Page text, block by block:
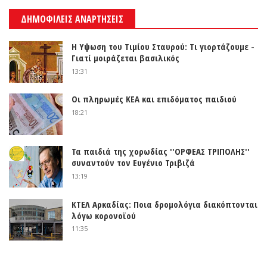
ΔΗΜΟΦΙΛΕΙΣ ΑΝΑΡΤΗΣΕΙΣ
Η Υψωση του Τιμίου Σταυρού: Τι γιορτάζουμε -
Γιατί μοιράζεται βασιλικός
13:31
Οι πληρωμές ΚΕΑ και επιδόματος παιδιού
18:21
Τα παιδιά της χορωδίας ''ΟΡΦΕΑΣ ΤΡΙΠΟΛΗΣ''
συναντούν τον Ευγένιο Τριβιζά
13:19
ΚΤΕΛ Αρκαδίας: Ποια δρομολόγια διακόπτονται
λόγω κορονοϊού
11:35